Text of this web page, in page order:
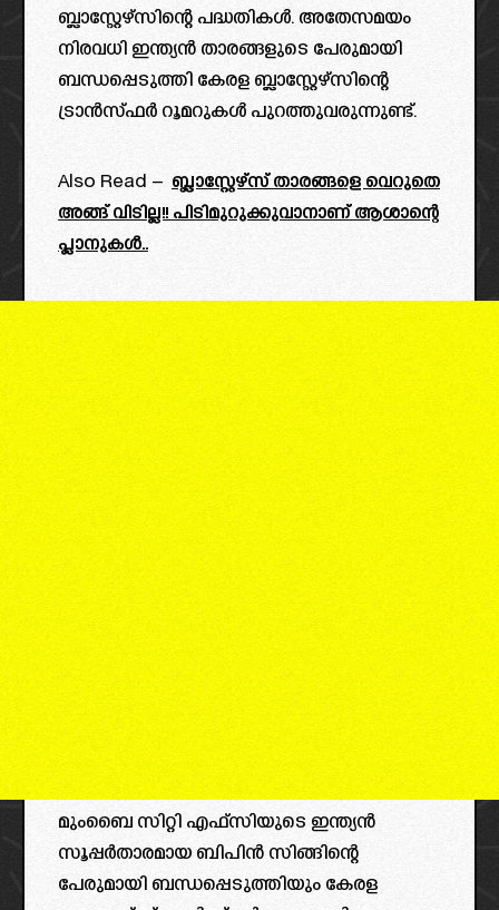
ബ്ലാസ്റ്റേഴ്സിന്റെ പദ്ധതികൾ. അതേസമയം
നിരവധി ഇന്ത്യൻ താരങ്ങളുടെ പേരുമായി
ബന്ധപ്പെടുത്തി കേരള ബ്ലാസ്റ്റേഴ്സിന്റെ
ട്രാൻസ്ഫർ റൂമറുകൾ പുറത്തുവരുന്നുണ്ട്.
Also Read – ബ്ലാസ്റ്റേഴ്‌സ് താരങ്ങളെ വെറുതെ
അങ്ങ് വിടില്ല!! പിടിമുറുക്കുവാനാണ് ആശാന്റെ
പ്ലാനുകൾ..
മുംബൈ സിറ്റി എഫ്സിയുടെ ഇന്ത്യൻ
സൂപ്പർതാരമായ ബിപിൻ സിങ്ങിന്റെ
പേരുമായി ബന്ധപ്പെടുത്തിയും കേരള